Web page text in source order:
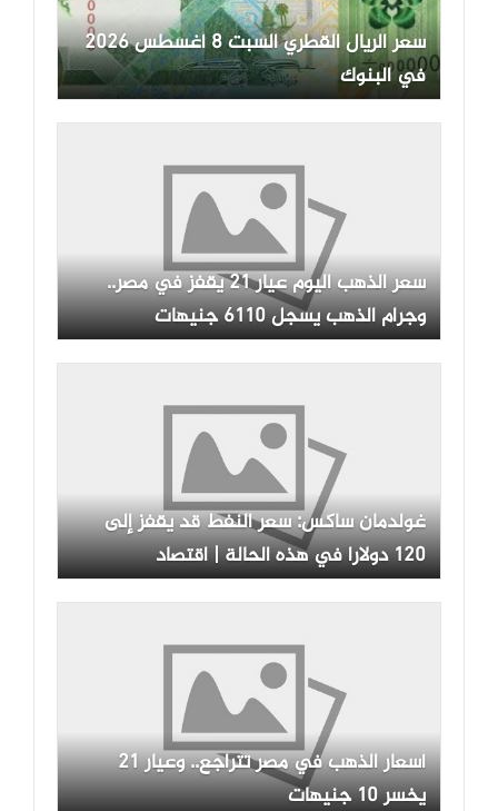
سعر الريال القطري السبت 8 أغسطس 2026
في البنوك
سعر الذهب اليوم عيار 21 يقفز في مصر..
وجرام الذهب يسجل 6110 جنيهات
غولدمان ساكس: سعر النفط قد يقفز إلى
120 دولارا في هذه الحالة | اقتصاد
أسعار الذهب في مصر تتراجع.. وعيار 21
يخسر 10 جنيهات